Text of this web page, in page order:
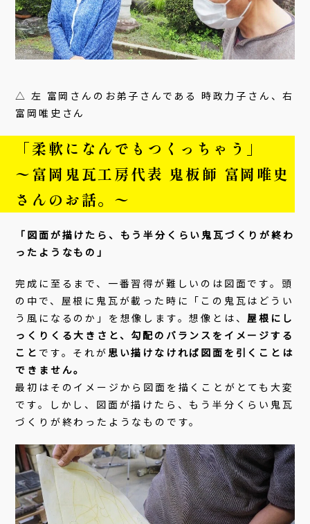
△ 左 富岡さんのお弟子さんである 時政力子さん、右
富岡唯史さん
「柔軟になんでもつくっちゃう」
〜富岡鬼瓦工房代表 鬼板師 富岡唯史
さんのお話。〜
「図面が描けたら、もう半分くらい鬼瓦づくりが終わ
ったようなもの」
完成に至るまで、一番習得が難しいのは図面です。頭
の中で、屋根に鬼瓦が載った時に「この鬼瓦はどうい
う風になるのか」を想像します。想像とは、屋根にし
っくりくる大きさと、勾配のバランスをイメージする
こと です。それが思い描けなければ図面を引くことは
できません。
最初はそのイメージから図面を描くことがとても大変
です。しかし、図面が描けたら、もう半分くらい鬼瓦
づくりが終わったようなものです。